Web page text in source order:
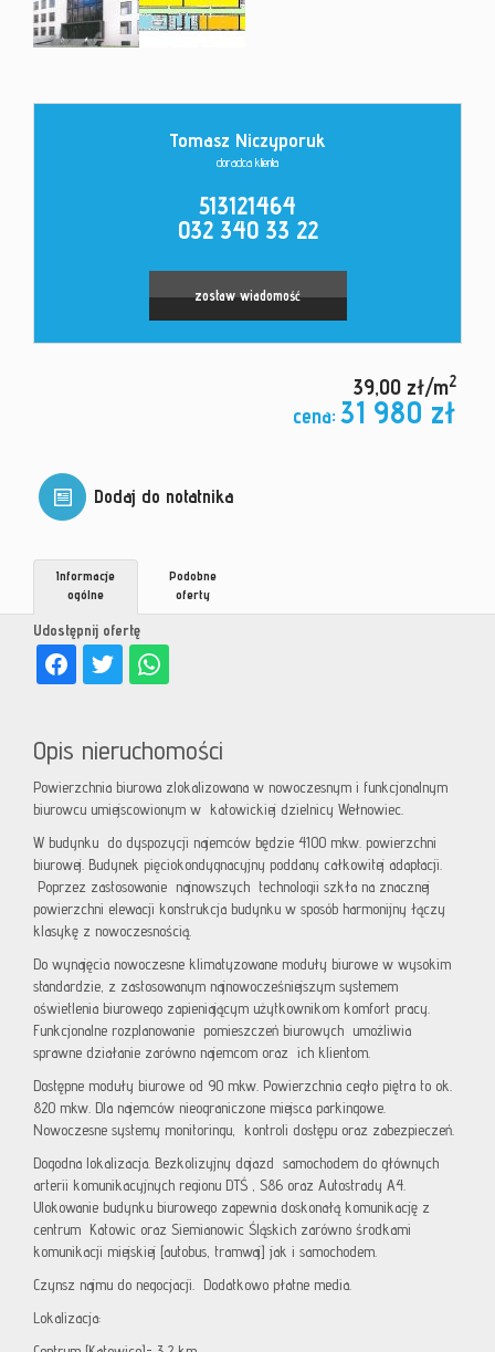
Tomasz Niczyporuk
doradca klienta
513121464
032 340 33 22
zostaw wiadomość
39,00 zł/m2
cena: 31 980 zł
Dodaj do notatnika
Udostępnij ofertę
Informacje
ogólne
Podobne
oferty
Opis nieruchomości
Powierzchnia biurowa zlokalizowana w nowoczesnym i funkcjonalnym
biurowcu umiejscowionym w katowickiej dzielnicy Wełnowiec.
W budynku do dyspozycji najemców będzie 4100 mkw. powierzchni
biurowej. Budynek pięciokondygnacyjny poddany całkowitej adaptacji.
Poprzez zastosowanie najnowszych technologii szkła na znacznej
powierzchni elewacji konstrukcja budynku w sposób harmonijny łączy
klasykę z nowoczesnością.
Do wynajęcia nowoczesne klimatyzowane moduły biurowe w wysokim
standardzie, z zastosowanym najnowocześniejszym systemem
oświetlenia biurowego zapieniającym użytkownikom komfort pracy.
Funkcjonalne rozplanowanie pomieszczeń biurowych umożliwia
sprawne działanie zarówno najemcom oraz ich klientom.
Dostępne moduły biurowe od 90 mkw. Powierzchnia cegło piętra to ok.
820 mkw. Dla najemców nieograniczone miejsca parkingowe.
Nowoczesne systemy monitoringu, kontroli dostępu oraz zabezpieczeń.
Dogodna lokalizacja. Bezkolizyjny dojazd samochodem do głównych
arterii komunikacyjnych regionu DTŚ , S86 oraz Autostrady A4.
Ulokowanie budynku biurowego zapewnia doskonałą komunikację z
centrum Katowic oraz Siemianowic Śląskich zarówno środkami
komunikacji miejskiej [autobus, tramwaj] jak i samochodem.
Czynsz najmu do negocjacji. Dodatkowo płatne media.
Lokalizacja: